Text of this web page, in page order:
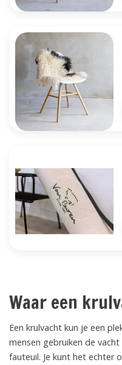
Waar een
Een krulvacht kun je een
mensen gebruiken de
fauteuil. Je kunt het echter